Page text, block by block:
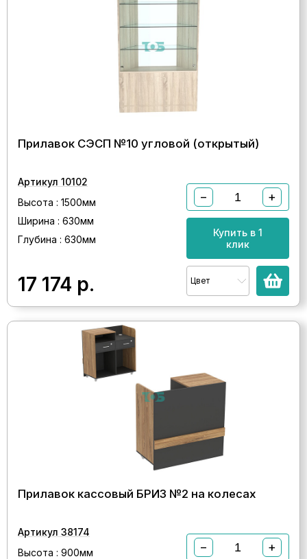
Прилавок СЭСП №10 угловой (открытый)
Артикул 10102
Высота : 1500мм
Ширина : 630мм
Глубина : 630мм
17 174 р.
− +
Купить в 1
клик
Цвет
Прилавок кассовый БРИЗ №2 на колесах
Артикул 38174
Высота : 900мм
− +